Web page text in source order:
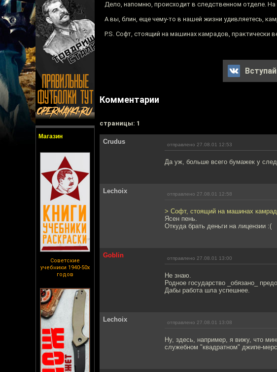
Магазин
Советские
учебники 1940-50х
годов
Дело, напомню, происходит в следственном отделе.
А вы, блин, еще чему-то в нашей жизни удивляетесь,
P.S. Софт, стоящий на машинах камрадов, практически
Комментарии
cтраницы: 1
Crudus отправлено 27.08.01 12:53
Да уж, больше всего бумажек у
Lechoix отправлено 27.08.01 12:58
> Софт, стоящий на машинах
Ясен пень.
Откуда брать деньги на лицензии :(
Goblin отправлено 27.08.01 13:00
Не знаю.
Родное государство _обязано_
Дабы работа шла успешнее.
Lechoix отправлено 27.08.01 13:08
Ну, здесь, например, я вижу, что
служебном "квадратном" джипе-